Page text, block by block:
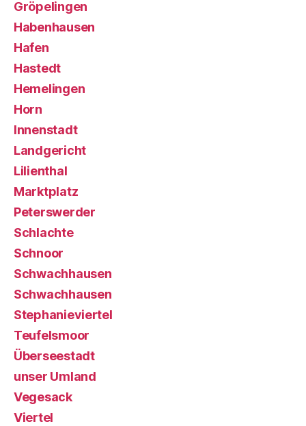
Gröpelingen
Habenhausen
Hafen
Hastedt
Hemelingen
Horn
Innenstadt
Landgericht
Lilienthal
Marktplatz
Peterswerder
Schlachte
Schnoor
Schwachhausen
Schwachhausen
Stephanieviertel
Teufelsmoor
Überseestadt
unser Umland
Vegesack
Viertel